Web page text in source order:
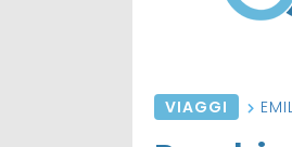
VIAGGI